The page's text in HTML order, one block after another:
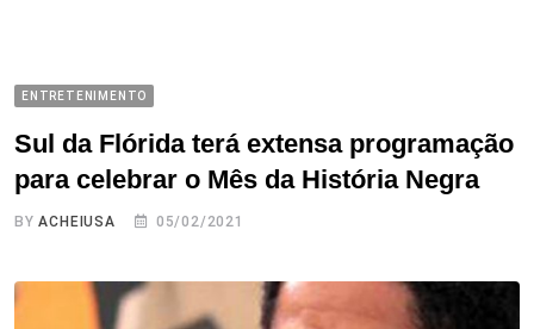
ENTRETENIMENTO
Sul da Flórida terá extensa programação
para celebrar o Mês da História Negra
BYACHEIUSA 05/02/2021